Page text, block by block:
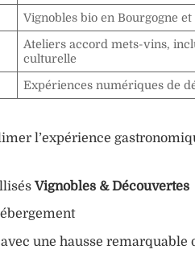
Vignobles bio en Bourgogne
Ateliers accord mets-vins,
culturelle
Expériences numériques de
l’expérience
Vignobles & Découvertes
une hausse remarquable